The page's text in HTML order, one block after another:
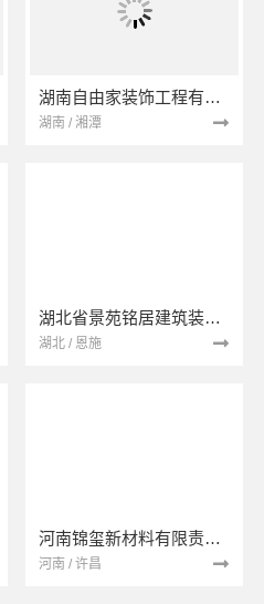
湖南自由家装饰工程有限公司
湖南 / 湘潭
湖北省景苑铭居建筑装饰有限公司
湖北 / 恩施
河南锦玺新材料有限责任公司
河南 / 许昌